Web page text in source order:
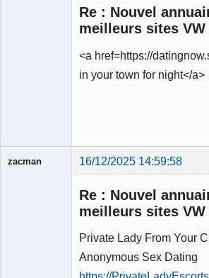
Re : Nouvel
meilleurs sites VW
<a href=https://
in your town for night</a>
zacman 16/12/2025 14:59:58
Re : Nouvel
meilleurs sites VW
Private Lady From Your
Anonymous Sex Dating